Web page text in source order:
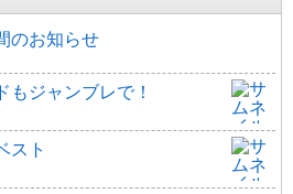
のお知らせ
もジャンブレで！
スト